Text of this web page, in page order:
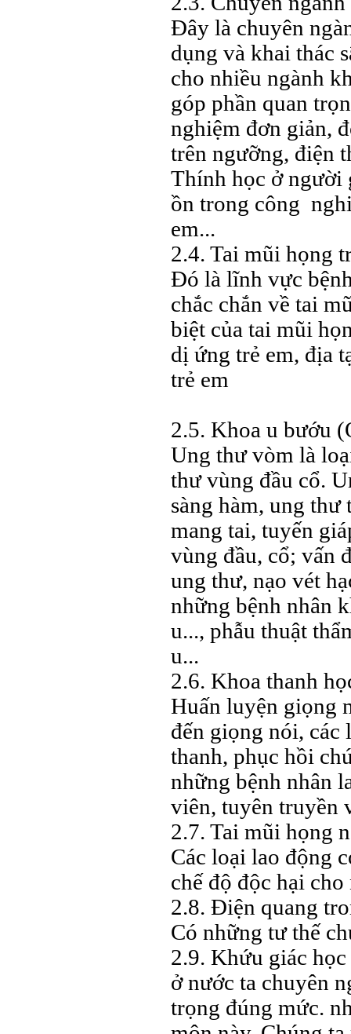
Đây là chuyên
dụng và khai thác
cho nhiều ngành
góp phần quan
nghiệm đơn giản,
trên ngưỡng, điện
Thính học ở người
ồn trong công
em...
2.4. Tai mũi họng
Đó là lĩnh vực
chắc chắn về tai
biệt của tai mũi
dị ứng trẻ em, địa
trẻ em
2.5. Khoa u bướu
Ung thư vòm là
thư vùng đầu cổ.
sàng hàm, ung
mang tai, tuyến
vùng đầu, cổ; vấn
ung thư, nạo vét
những bệnh nhân
u..., phẫu thuật
u...
2.6. Khoa thanh
Huấn luyện giọng
đến giọng nói, các
thanh, phục hồi
những bệnh nhân
viên, tuyên truyền
2.7. Tai mũi họng
Các loại lao động
chế độ độc hại
2.8. Điện quang
Có những tư thế
2.9. Khứu giác
ở nước ta chuyên
trọng đúng mức.